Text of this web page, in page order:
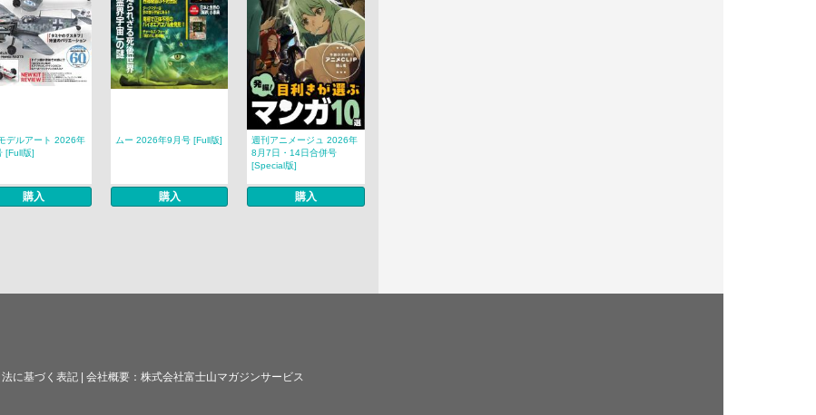
デルアート 2026年
[Full版]
購入
ムー 2026年9月号 [Full版]
購入
週刊アニメージュ 2026年
8月7日・14日合併号
[Special版]
購入
に基づく表記 会社概要： 株式会社富士山マガジンサービス